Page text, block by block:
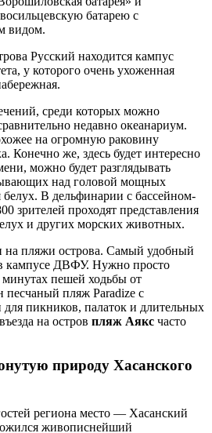
батарею с
видом.
Русский находится кампус
у которого очень ухоженная
среди которых можно
недавно океанариум.
на огромную раковину
Конечно же, здесь будет интересно
можно будет разглядывать
над головой мощных
белух. В дельфинарии с бассейном-
зрителей проходят представления
и других морских животных.
на пляжи острова. Самый удобный
кампусе ДВФУ. Нужно просто
пешей ходьбы от
песчаный пляж Paradize с
пикников, палаток и длительных
на остров пляж Аякс часто
природу Хасанского
региона место — Хасанский
живописнейший